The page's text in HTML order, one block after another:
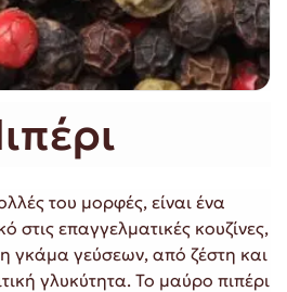
του μορφές, είναι ένα
στις επαγγελματικές κουζίνες,
γκάμα γεύσεων, από ζέστη και
γλυκύτητα. Το μαύρο πιπέρι